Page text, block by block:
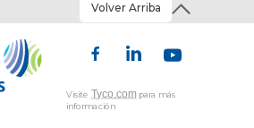
Volver Arriba
Visite Tyco.com para más
información